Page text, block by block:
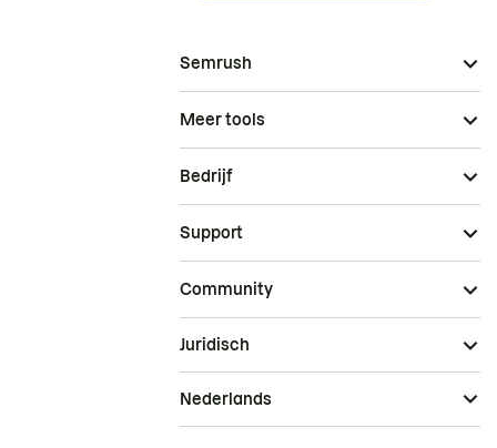
Semrush
Meer tools
Bedrijf
Support
Community
Juridisch
Nederlands